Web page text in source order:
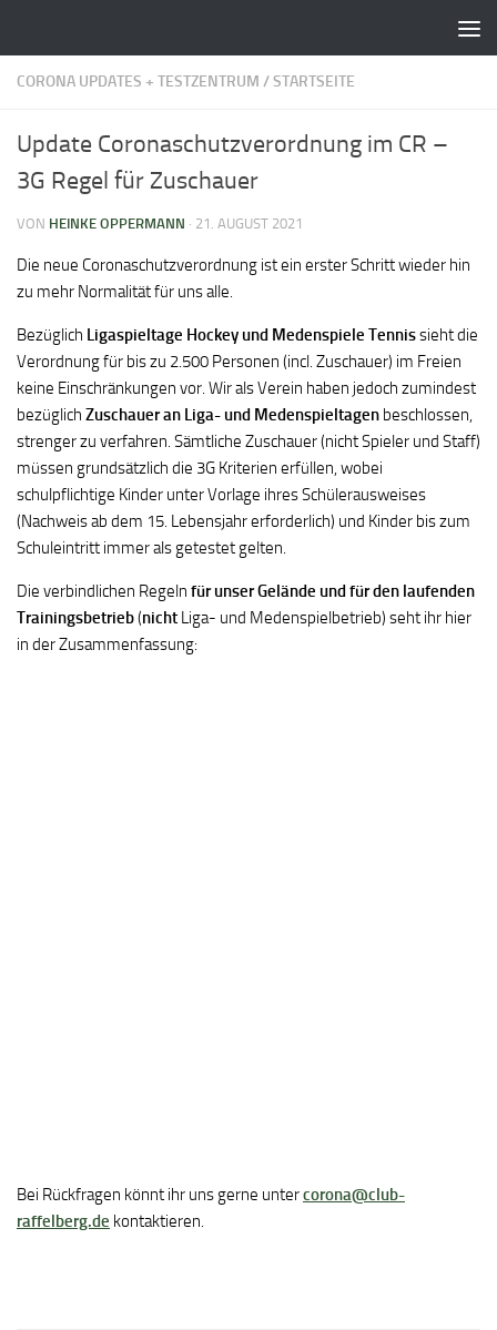
CORONA UPDATES + TESTZENTRUM /STARTSEITE
Update Coronaschutzverordnung im CR –
3G Regel für Zuschauer
VON HEINKE OPPERMANN · 21. AUGUST 2021
Die neue Coronaschutzverordnung ist ein erster Schritt wieder hin
zu mehr Normalität für uns alle.
Bezüglich Ligaspieltage Hockey und Medenspiele Tennissieht die
Verordnung für bis zu 2.500 Personen (incl. Zuschauer) im Freien
keine Einschränkungen vor. Wir als Verein haben jedoch zumindest
bezüglich Zuschaueran Liga- und Medenspieltagen beschlossen,
strenger zu verfahren. Sämtliche Zuschauer (nicht Spieler und Staff)
müssen grundsätzlich die 3G Kriterien erfüllen, wobei
schulpflichtige Kinder unter Vorlage ihres Schülerausweises
(Nachweis ab dem 15. Lebensjahr erforderlich) und Kinder bis zum
Schuleintritt immer als getestet gelten.
Die verbindlichen Regeln für unser Gelände und für den laufenden
Trainingsbetrieb(nicht Liga- und Medenspielbetrieb) seht ihr hier
in der Zusammenfassung:
Bei Rückfragen könnt ihr uns gerne untercorona@club-
raffelberg.de kontaktieren.